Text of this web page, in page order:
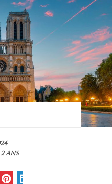
2 ANS